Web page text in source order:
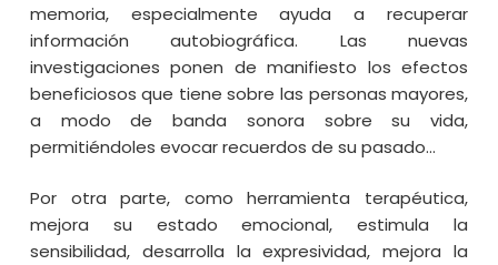
memoria, especialmente ayuda a recuperar
información autobiográfica. Las nuevas
investigaciones ponen de manifiesto los efectos
beneficiosos que tiene sobre las personas mayores,
a modo de banda sonora sobre su vida,
permitiéndoles evocar recuerdos de su pasado…
Por otra parte, como herramienta terapéutica,
mejora su estado emocional, estimula la
sensibilidad, desarrolla la expresividad, mejora la